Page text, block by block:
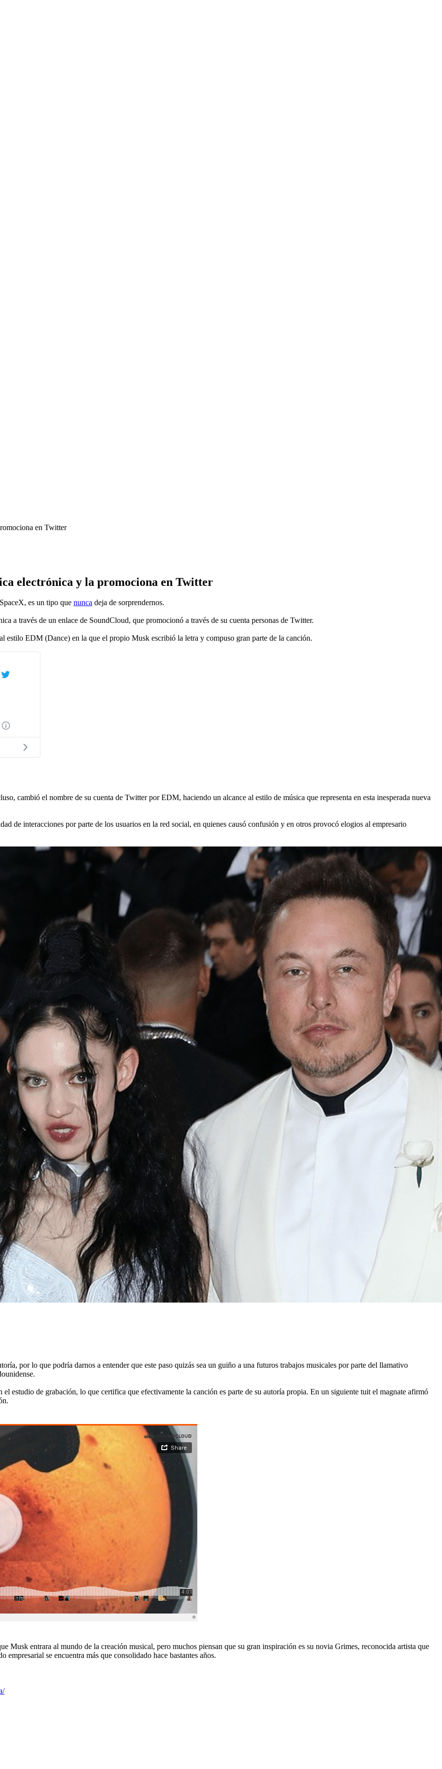
en Twitter
electrónica y la promociona en Twitter
es un tipo que nunca deja de sorprendernos.
a través de un enlace de SoundCloud, que promocionó a través de su cuenta personas de Twitter.
EDM (Dance) en la que el propio Musk escribió la letra y compuso gran parte de la canción.
Twitter
Ads
and
cambió el nombre de su cuenta de Twitter por EDM, haciendo un alcance al estilo de música que representa en esta inesperada nueva
de interacciones por parte de los usuarios en la red social, en quienes causó confusión y en otros provocó elogios al empresario
por lo que podría darnos a entender que este paso quizás sea un guiño a una futuros trabajos musicales por parte del llamativo
estudio de grabación, lo que certifica que efectivamente la canción es parte de su autoría propia. En un siguiente tuit el magnate afirmó
Musk entrara al mundo de la creación musical, pero muchos piensan que su gran inspiración es su novia Grimes, reconocida artista que
se encuentra más que consolidado hace bastantes años.